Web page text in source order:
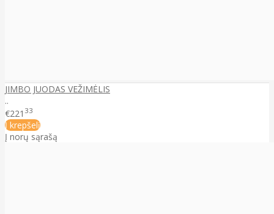
JIMBO JUODAS VEŽIMĖLIS
..
€221 33
Į krepšelį
Į norų sąrašą